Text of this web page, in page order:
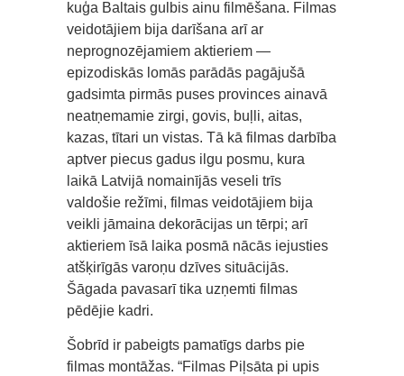
kuģa Baltais gulbis ainu filmēšana. Filmas
veidotājiem bija darīšana arī ar
neprognozējamiem aktieriem —
epizodiskās lomās parādās pagājušā
gadsimta pirmās puses provinces ainavā
neatņemamie zirgi, govis, buļli, aitas,
kazas, tītari un vistas. Tā kā filmas darbība
aptver piecus gadus ilgu posmu, kura
laikā Latvijā nomainījās veseli trīs
valdošie režīmi, filmas veidotājiem bija
veikli jāmaina dekorācijas un tērpi; arī
aktieriem īsā laika posmā nācās iejusties
atšķirīgās varoņu dzīves situācijās.
Šāgada pavasarī tika uzņemti filmas
pēdējie kadri.
Šobrīd ir pabeigts pamatīgs darbs pie
filmas montāžas. “Filmas Piļsāta pi upis